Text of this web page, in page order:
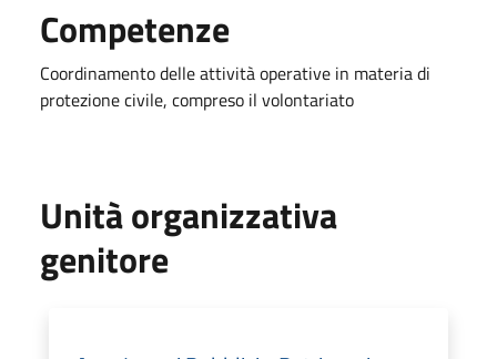
Competenze
Coordinamento delle attività operative in materia di
protezione civile, compreso il volontariato
Unità organizzativa
genitore